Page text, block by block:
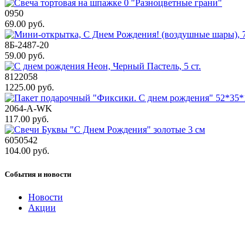
0950
69.00 руб.
8Б-2487-20
59.00 руб.
8122058
1225.00 руб.
2064-A-WK
117.00 руб.
6050542
104.00 руб.
События и новости
Новости
Акции